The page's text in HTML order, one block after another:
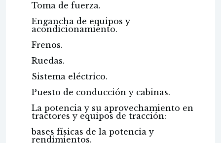
Toma de fuerza.
Engancha de equipos y
acondicionamiento.
Frenos.
Ruedas.
Sistema eléctrico.
Puesto de conducción y cabinas.
La potencia y su aprovechamiento en
tractores y equipos de tracción:
bases físicas de la potencia y
rendimientos.